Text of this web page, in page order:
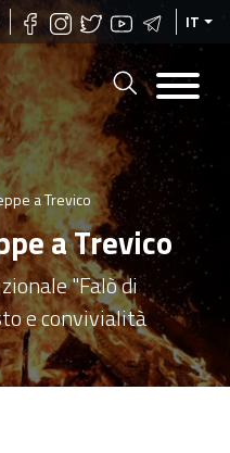
IT
a Trevico
a Trevico
"Falò di
e convivialità